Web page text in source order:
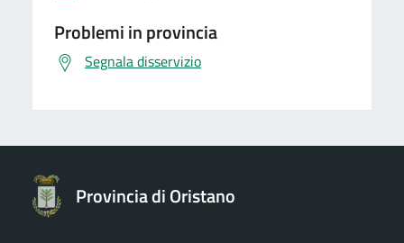
Problemi in provincia
Segnala disservizio
Provincia di Oristano